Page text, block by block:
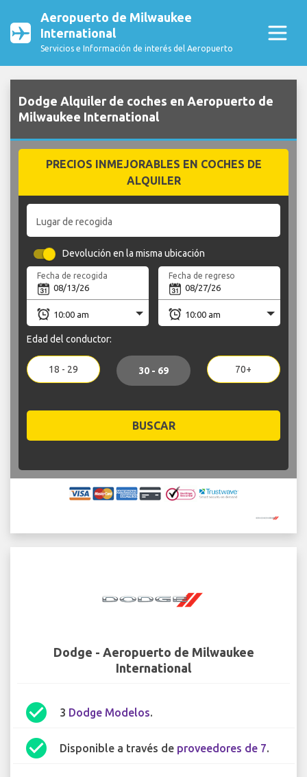
Aeropuerto de Milwaukee
International
Servicios e Información de interés del Aeropuerto
Dodge Alquiler de coches en Aeropuerto de
Milwaukee International
PRECIOS INMEJORABLES EN COCHES DE
ALQUILER
Lugar de recogida
Devolución en la misma ubicación
Fecha de recogida Fecha de regreso
Edad del conductor:
18 - 29 30 - 69 70+
BUSCAR
Dodge - Aeropuerto de Milwaukee
International
check_circle 3 Dodge Modelos.
check_circle Disponible a través de proveedores de 7.